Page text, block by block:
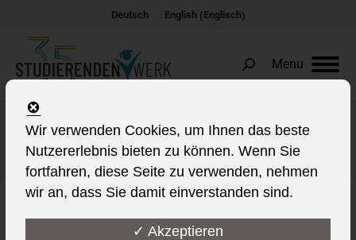
Deutsch English(Englisch)
Menu
Search:
Schlagwort-Archive: Finanzierung
Sie befinden sich hier:
Wir verwenden Cookies, um Ihnen das beste
Nutzererlebnis bieten zu können. Wenn Sie
fortfahren, diese Seite zu verwenden, nehmen
wir an, dass Sie damit einverstanden sind.
✓ Akzeptieren